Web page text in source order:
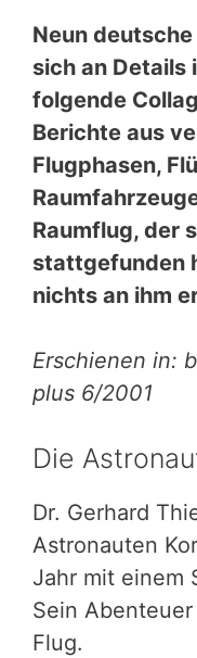
Neun
sich an Details
folgende
Berichte aus
Flugphasen,
Raumflug, der
stattgefunden
nichts an ihm
Erschienen in:
plus 6/2001
Die
Dr. Gerhard
Astronauten
Jahr mit einem
Sein
Flug.